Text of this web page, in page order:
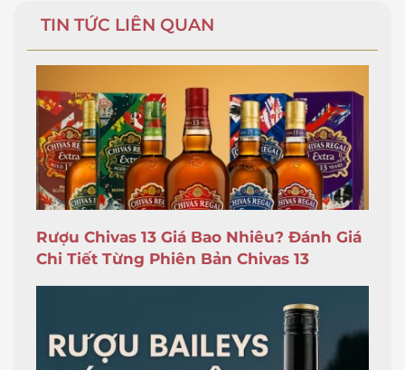
TIN TỨC LIÊN QUAN
Rượu Chivas 13 Giá Bao Nhiêu? Đánh Giá
Chi Tiết Từng Phiên Bản Chivas 13